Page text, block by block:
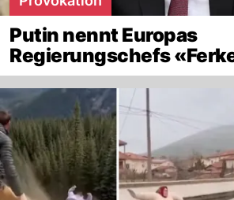
Putin nennt Europas
Regierungschefs